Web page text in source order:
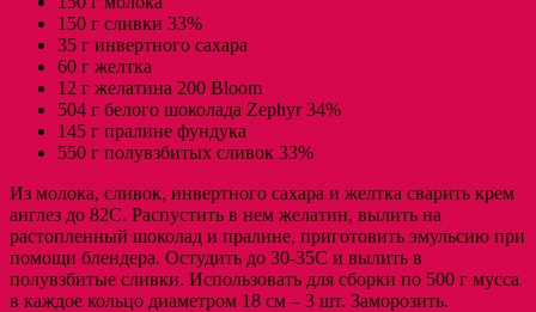
150 г сливки 33%
35 г инвертного сахара
60 г желтка
12 г желатина 200 Bloom
504 г белого шоколада Zephyr 34%
145 г пралине фундука
550 г полувзбитых сливок 33%
Из молока, сливок, инвертного сахара и желтка сварить крем
англез до 82C. Распустить в нем желатин, вылить на
растопленный шоколад и пралине, приготовить эмульсию при
помощи блендера. Остудить до 30-35С и вылить в
полувзбитые сливки. Использовать для сборки по 500 г мусса
в каждое кольцо диаметром 18 см – 3 шт. Заморозить.